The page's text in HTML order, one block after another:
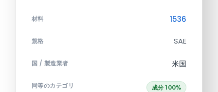
材料 1536
規格 SAE
国 / 製造業者 米国
同等のカテゴリ 成分 100%